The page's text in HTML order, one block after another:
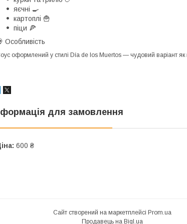
яєчні 🍳
картоплі 🍟
піци 🍕
Особливість
оформлений у стилі Día de los Muertos — чудовий варіант як
для замовлення
600 ₴
Сайт створений на маркетплейсі Prom.ua
Продавець на Bigl.ua